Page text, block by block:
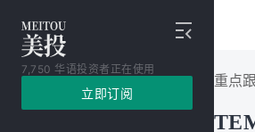
7,750 华语投资者正在使用
立即订阅
重点